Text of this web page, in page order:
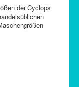
der Cyclops